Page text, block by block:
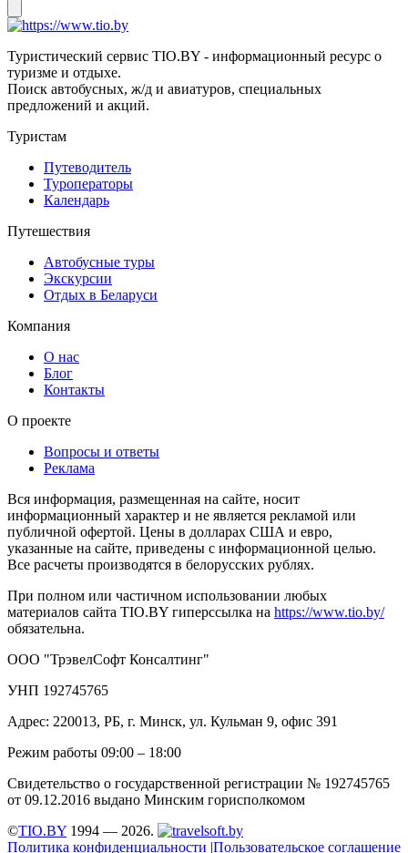
Туристический сервис TIO.BY - информационный ресурс о
туризме и отдыхе.
Поиск автобусных, ж/д и авиатуров, специальных
предложений и акций.
Туристам
Путеводитель
Туроператоры
Календарь
Путешествия
Автобусные туры
Экскурсии
Отдых в Беларуси
Компания
О нас
Блог
Контакты
О проекте
Вопросы и ответы
Реклама
Вся информация, размещенная на сайте, носит
информационный характер и не является рекламой или
публичной офертой. Цены в долларах США и евро,
указанные на сайте, приведены с информационной целью.
Все расчеты производятся в белорусских рублях.
При полном или частичном использовании любых
материалов сайта TIO.BY гиперссылка на https://www.tio.by/
обязательна.
ООО "ТрэвелСофт Консалтинг"
УНП 192745765
Адрес: 220013, РБ, г. Минск, ул. Кульман 9, офис 391
Режим работы 09:00 – 18:00
Свидетельство о государственной регистрации № 192745765
от 09.12.2016 выдано Минским горисполкомом
©TIO.BY 1994 — 2026.
Политика конфиденциальности |Пользовательское соглашение